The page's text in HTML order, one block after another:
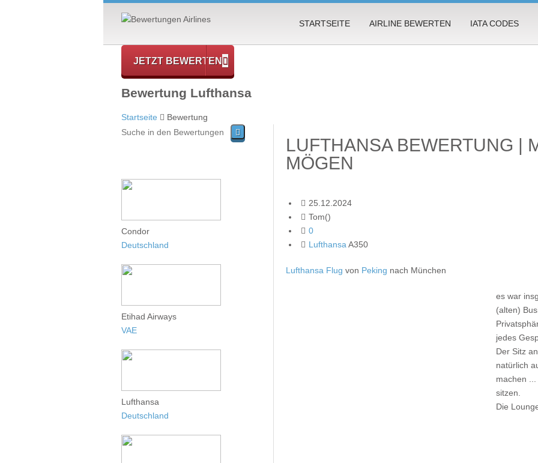
STARTSEITE AIRLINE BEWERTEN IATA CODES
JETZT BEWERTEN
Bewertung Lufthansa
Startseite Bewertung
LUFTHANSA BEWERTUNG |
MÖGEN
25.12.2024
Tom()
0
Lufthansa A350
Lufthansa Flug von Peking nach München
es war
(alten)
jedes
Der Sitz
natürlich
machen
sitzen.
Die
Condor
Deutschland
Etihad Airways
VAE
Lufthansa
Deutschland